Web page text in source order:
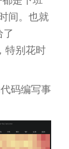
间。也就
特别花时
码编写事